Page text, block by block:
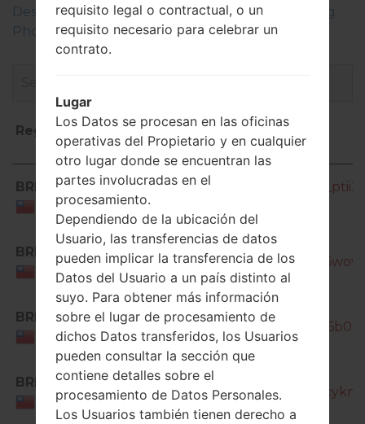
Descripciones de regiones firmwares de Samsung
Phone
Región Nombre de archivo
Región
Nombre de archivo
BRI
Taiwan
SM-
BRI
Taiwan
SM-
BRI
Taiwan
SM-
BRI
Taiwan
SM-
requisito legal o contractual, o un
requisito necesario para celebrar un
contrato.
Lugar
Los Datos se procesan en las oficinas
operativas del Propietario y en cualquier
otro lugar donde se encuentran las
partes involucradas en el
procesamiento.
Dependiendo de la ubicación del
Usuario, las transferencias de datos
pueden implicar la transferencia de los
Datos del Usuario a un país distinto al
suyo. Para obtener más información
sobre el lugar de procesamiento de
dichos Datos transferidos, los Usuarios
pueden consultar la sección que
contiene detalles sobre el
procesamiento de Datos Personales.
Los Usuarios también tienen derecho a